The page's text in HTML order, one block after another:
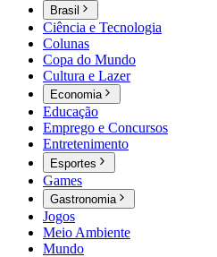
Brasil
Ciência e Tecnologia
Colunas
Copa do Mundo
Cultura e Lazer
Economia
Educação
Emprego e Concursos
Entretenimento
Esportes
Games
Gastronomia
Jogos
Meio Ambiente
Mundo